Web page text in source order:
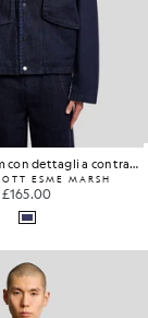
Giacca in denim con dettagli a contrasto
ESME MARSH
£165.00